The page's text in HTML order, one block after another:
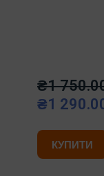
₴1
₴1
КУПИТИ